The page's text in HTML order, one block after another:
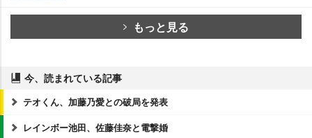
もっと見る
今、読まれている記事
テオくん、加藤乃愛との破局を発表
レインボー池田、佐藤佳奈と電撃婚